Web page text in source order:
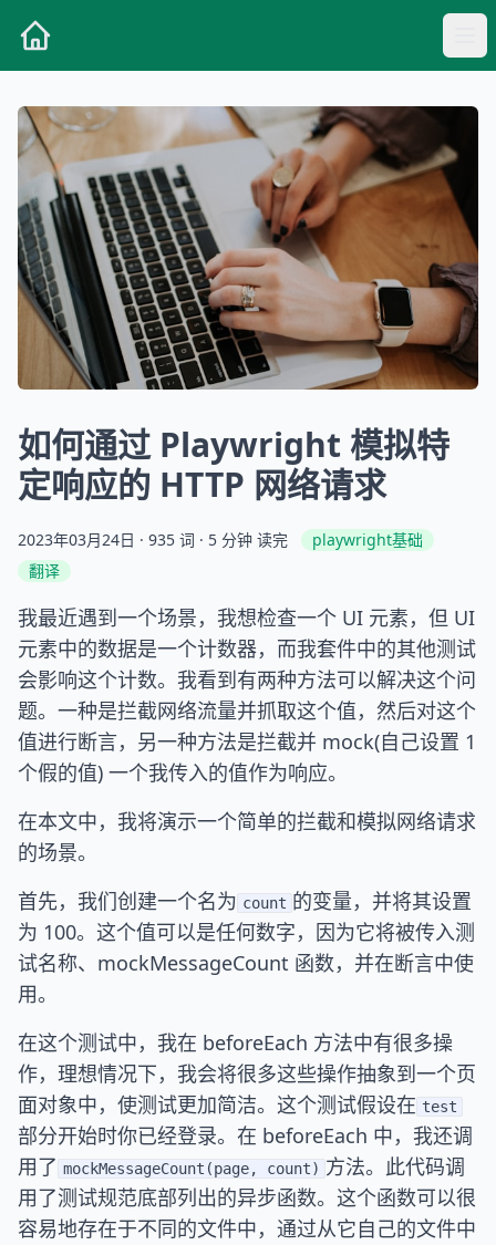
如何通过 Playwright 模拟特
定响应的 HTTP 网络请求
2023年03月24日 · 935 词 · 5 分钟 读完
playwright基础
翻译
我最近遇到一个场景，我想检查一个 UI 元素，但 UI
元素中的数据是一个计数器，而我套件中的其他测试
会影响这个计数。我看到有两种方法可以解决这个问
题。一种是拦截网络流量并抓取这个值，然后对这个
值进行断言，另一种方法是拦截并 mock(自己设置 1
个假的值) 一个我传入的值作为响应。
在本文中，我将演示一个简单的拦截和模拟网络请求
的场景。
首先，我们创建一个名为 count 的变量，并将其设置
为 100。这个值可以是任何数字，因为它将被传入测
试名称、mockMessageCount 函数，并在断言中使
用。
在这个测试中，我在 beforeEach 方法中有很多操
作，理想情况下，我会将很多这些操作抽象到一个页
面对象中，使测试更加简洁。这个测试假设在 test
部分开始时你已经登录。在 beforeEach 中，我还调
用了 mockMessageCount(page, count) 方法。此代码调
用了测试规范底部列出的异步函数。这个函数可以很
容易地存在于不同的文件中，通过从它自己的文件中